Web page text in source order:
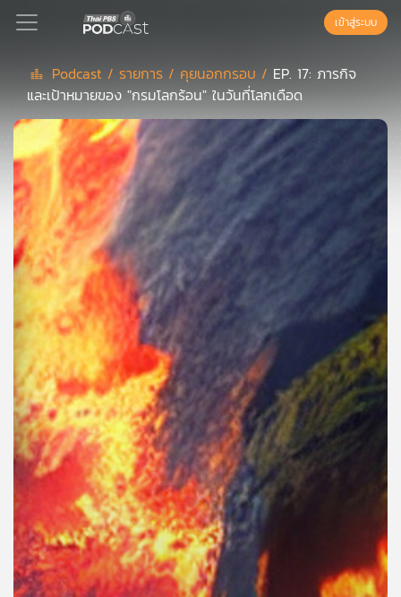
Podcast
เพล
ย์
ลิ
สต์
แนะนำ
เพล
ย์
สต์
ของ
คุณ
เพลง
บทความ
เข้าสู่ระบบ
Podcast / รายการ / คุยนอกกรอบ / EP. 17: ภารกิจ
และเป้าหมายของ "กรมโลกร้อน" ในวันที่โลกเดือด